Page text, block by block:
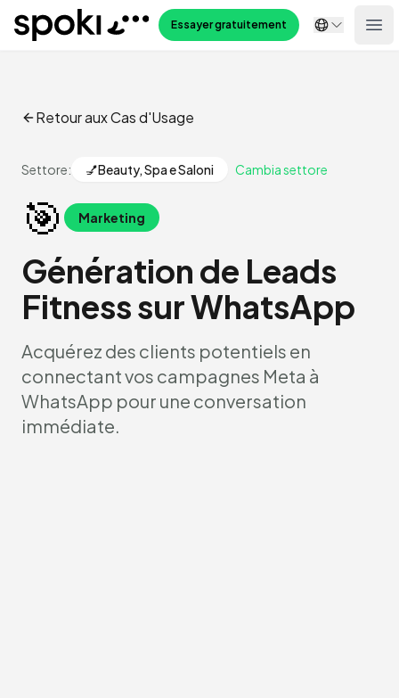
Spoki Essayer gratuitement
Retour aux Cas d'Usage
Settore: 💅Beauty, Spa e Saloni Cambia settore
🎯 Marketing
Génération de Leads
Fitness sur WhatsApp
Acquérez des clients potentiels en
connectant vos campagnes Meta à
WhatsApp pour une conversation
immédiate.